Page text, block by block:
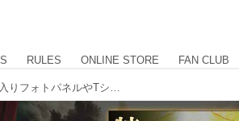
RULES ONLINE STORE FAN CLUB